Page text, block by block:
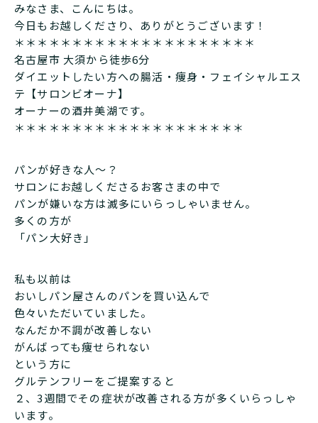
みなさま、こんにちは。
今日もお越しくださり、ありがとうございます！
＊＊＊＊＊＊＊＊＊＊＊＊＊＊＊＊＊＊＊＊＊
名古屋市 大須から徒歩6分
ダイエットしたい方への腸活・痩身・フェイシャルエス
テ【サロンビオーナ】
オーナーの酒井美湖です。
＊＊＊＊＊＊＊＊＊＊＊＊＊＊＊＊＊＊＊＊
パンが好きな人〜？
サロンにお越しくださるお客さまの中で
パンが嫌いな方は滅多にいらっしゃいません。
多くの方が
「パン大好き」
私も以前は
おいしパン屋さんのパンを買い込んで
色々いただいていました。
なんだか不調が改善しない
がんばっても痩せられない
という方に
グルテンフリーをご提案すると
２、3週間でその症状が改善される方が多くいらっしゃ
います。